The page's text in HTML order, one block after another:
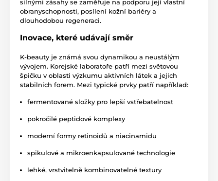
silnými zásahy se zaměřuje na podporu její vlastní
obranyschopnosti, posílení kožní bariéry a
dlouhodobou regeneraci.
Inovace, které udávají směr
K-beauty je známá svou dynamikou a neustálým
vývojem. Korejské laboratoře patří mezi světovou
špičku v oblasti výzkumu aktivních látek a jejich
stabilních forem. Mezi typické prvky patří například:
fermentované složky pro lepší vstřebatelnost
pokročilé peptidové komplexy
moderní formy retinoidů a niacinamidu
spikulové a mikroenkapsulované technologie
lehké, vrstvitelně kombinovatelné textury